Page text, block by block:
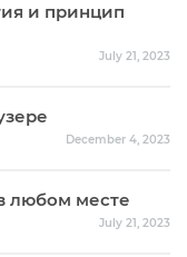
и принцип
July 21, 2023
December 4, 2023
любом месте
July 21, 2023